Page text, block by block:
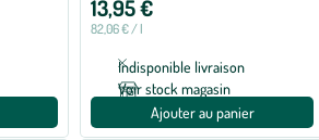
végétaux biologiques vegan Herbatint
- 170 ml
13,95 €
82,06 € / l
Indisponible livraison
Voir stock magasin
Ajouter au panier